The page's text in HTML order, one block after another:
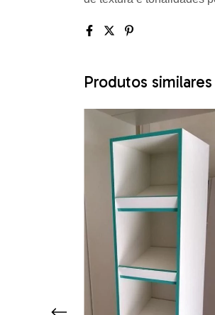
Produtos similares